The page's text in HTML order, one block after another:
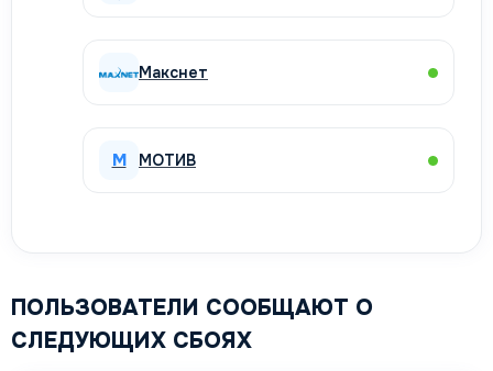
Макснет
М МОТИВ
ПОЛЬЗОВАТЕЛИ СООБЩАЮТ О
СЛЕДУЮЩИХ СБОЯХ